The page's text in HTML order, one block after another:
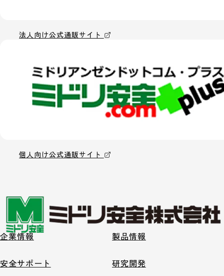
法人向け公式通販サイト
個人向け公式通販サイト
企業情報 製品情報
安全サポート 研究開発